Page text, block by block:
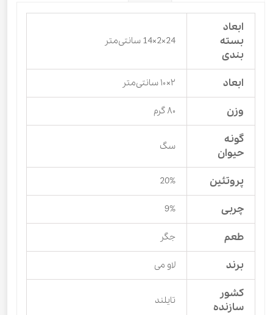
ابعاد
بسته
بندی
24×2×14 سانتی‌متر
ابعاد ۲×۱۰ سانتی‌متر
وزن ۸۰ گرم
گونه
حیوان
سگ
پروتئین 20%
چربی 9%
طعم جگر
برند لاو می
کشور
سازنده
تایلند